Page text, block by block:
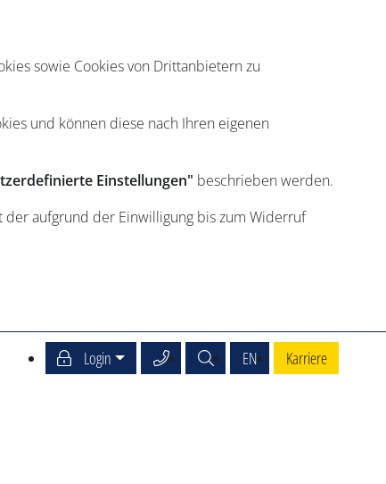
sowie Cookies von Drittanbietern zu
und können diese nach Ihren eigenen
Einstellungen" beschrieben werden.
aufgrund der Einwilligung bis zum Widerruf
Login Service Center anrufen
SucheENEnglishKarriere